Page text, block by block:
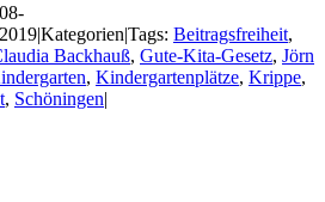
|Kategorien|Tags: Beitragsfreiheit,
Backhauß, Gute-Kita-Gesetz, Jörn
, Kindergartenplätze, Krippe,
, Schöningen|